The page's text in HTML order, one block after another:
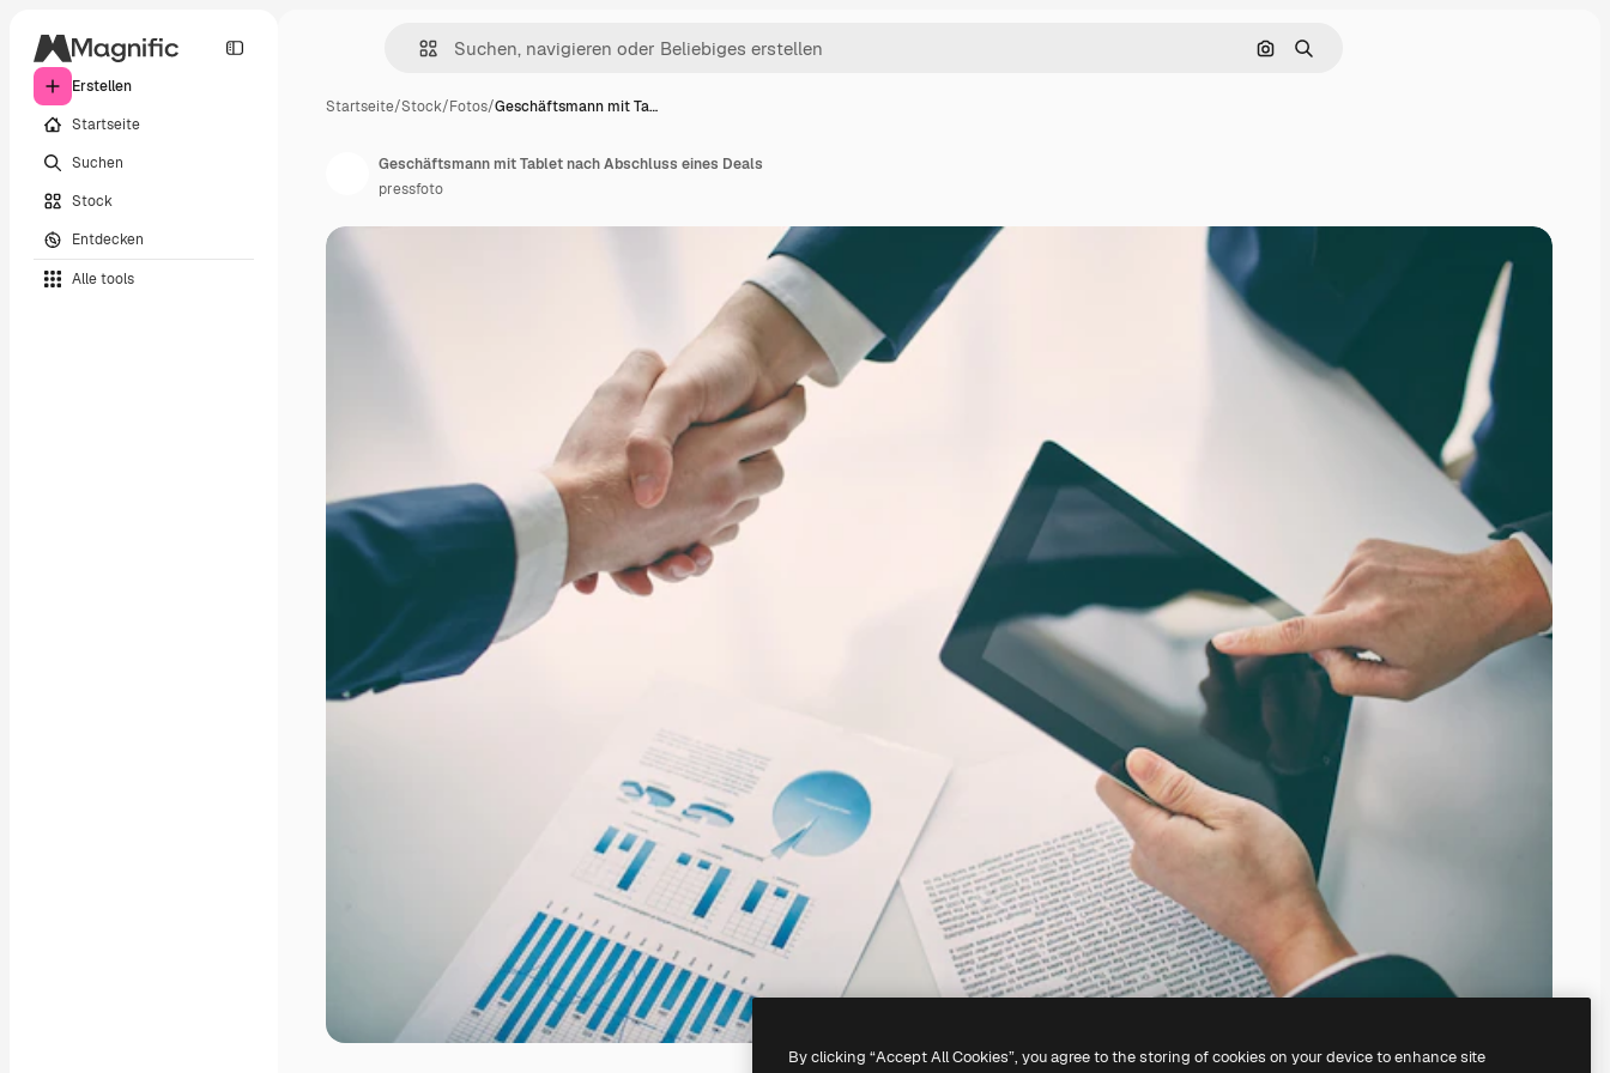
Erstellen
Startseite
Suchen
Stock
Entdecken
Alle tools
Nach Bild suchen
Suchen
Startseite/Stock/Fotos/Geschäftsmann mit Ta…
Geschäftsmann mit Tablet nach Abschluss eines Deals
pressfoto
By clicking “Accept All Cookies”, you agree to the storing of cookies on your device to enhance site